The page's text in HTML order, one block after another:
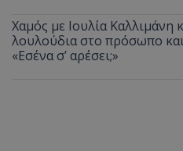
Χαμός με Ιουλία Καλλιμάνη
λουλούδια στο πρόσωπο
«Εσένα σ’ αρέσει;»